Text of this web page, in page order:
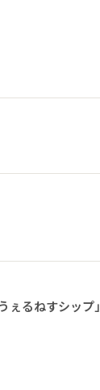
るねすシップ」